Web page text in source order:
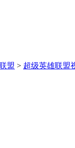
盟 > 超级英雄联盟